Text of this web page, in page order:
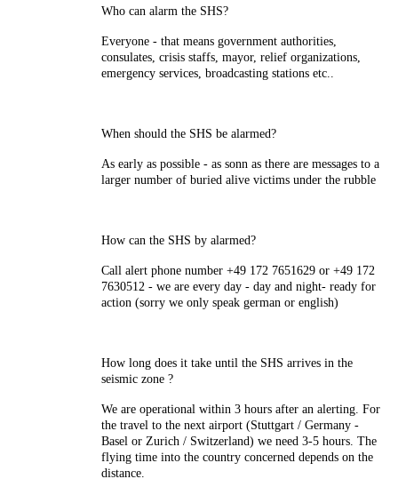
Who can alarm the SHS?
Everyone - that means government authorities,
consulates, crisis staffs, mayor, relief organizations,
emergency services, broadcasting stations etc..
When should the SHS be alarmed?
As early as possible - as sonn as there are messages to a
larger number of buried alive victims under the rubble
How can the SHS by alarmed?
Call alert phone number +49 172 7651629 or +49 172
7630512 - we are every day - day and night- ready for
action (sorry we only speak german or english)
How long does it take until the SHS arrives in the
seismic zone ?
We are operational within 3 hours after an alerting. For
the travel to the next airport (Stuttgart / Germany -
Basel or Zurich / Switzerland) we need 3-5 hours. The
flying time into the country concerned depends on the
distance.